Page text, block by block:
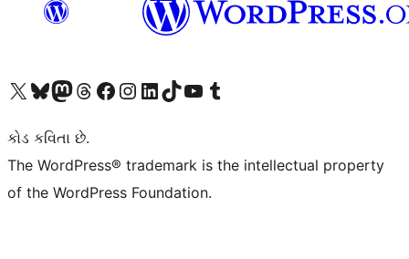
અમારા X (અગાઉ ટ્વિટર) એકાઉન્ટની મુલાકાત લોઅમારા Bluesky એકાઉન્ટની મુલાકાત લોઅમારા માસ્ટોડોન એકાઉન્ટની મુલાકાત લોઅમારા Threads એકાઉન્ટની મુલાકાત લો અમારા ફેસબુક પેજની મુલાકાત લોઅમારા ઇન્સ્ટાગ્રામ એકાઉન્ટની મુલાકાત લો અમારા LinkedIn એકાઉન્ટની મુલાકાત લોઅમારા TikTok એકાઉન્ટની મુલાકાત લોઅમારી YouTube ચેનલની મુલાકાત લો અમારા Tumblr એકાઉન્ટની મુલાકાત લો
કોડ કવિતા છે.
The WordPress® trademark is the intellectual property
of the WordPress Foundation.